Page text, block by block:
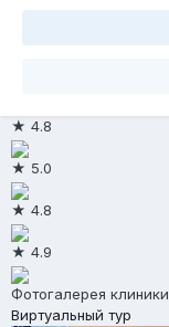
★ 4.8
★ 5.0
★ 4.8
★ 4.9
Фотогалерея клиники
Виртуальный тур